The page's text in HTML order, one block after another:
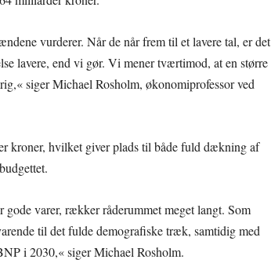
vurderer. Når de når frem til et lavere tal, er det
lavere, end vi gør. Vi mener tværtimod, at en større
siger Michael Rosholm, økonomiprofessor ved
kroner, hvilket giver plads til både fuld dækning af
varer, rækker råderummet meget langt. Som
til det fulde demografiske træk, samtidig med
i 2030,« siger Michael Rosholm.